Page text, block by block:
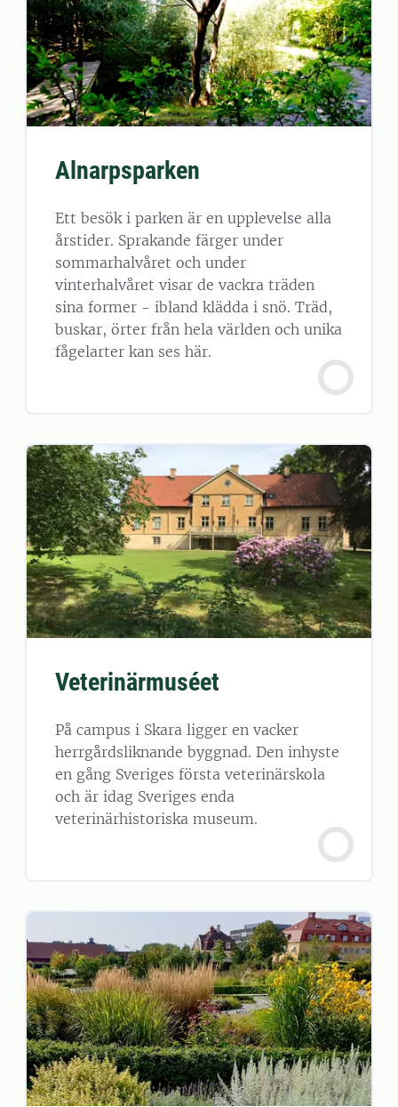
Alnarpsparken
Ett besök i parken är en upplevelse alla
årstider. Sprakande färger under
sommarhalvåret och under
vinterhalvåret visar de vackra träden
sina former - ibland klädda i snö. Träd,
buskar, örter från hela världen och unika
fågelarter kan ses här.
Veterinärmuséet
På campus i Skara ligger en vacker
herrgårdsliknande byggnad. Den inhyste
en gång Sveriges första veterinärskola
och är idag Sveriges enda
veterinärhistoriska museum.